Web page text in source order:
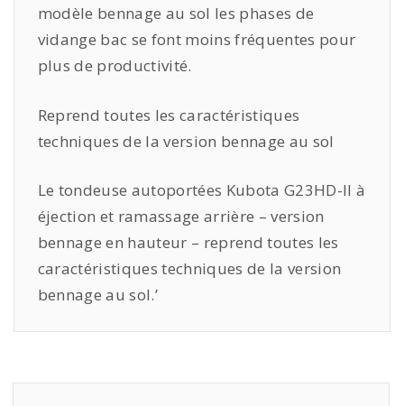
modèle bennage au sol les phases de
vidange bac se font moins fréquentes pour
plus de productivité.
Reprend toutes les caractéristiques
techniques de la version bennage au sol
Le tondeuse autoportées Kubota G23HD-II à
éjection et ramassage arrière – version
bennage en hauteur – reprend toutes les
caractéristiques techniques de la version
bennage au sol.’